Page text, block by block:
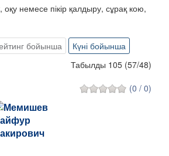
немесе пікір қалдыру, сұрақ кою,
бойынша
Күні бойынша
Табылды 105 (57/48)
(0 / 0)